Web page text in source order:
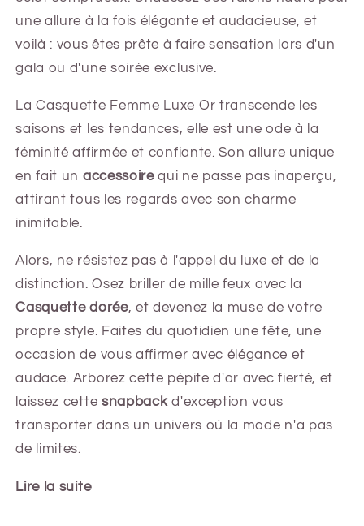
une allure à la fois élégante et audacieuse, et
voilà : vous êtes prête à faire sensation lors d'un
gala ou d'une soirée exclusive.
La Casquette Femme Luxe Or transcende les
saisons et les tendances, elle est une ode à la
féminité affirmée et confiante. Son allure unique
en fait un accessoirequi ne passe pas inaperçu,
attirant tous les regards avec son charme
inimitable.
Alors, ne résistez pas à l'appel du luxe et de la
distinction. Osez briller de mille feux avec la
Casquette dorée, et devenez la muse de votre
propre style. Faites du quotidien une fête, une
occasion de vous affirmer avec élégance et
audace. Arborez cette pépite d'or avec fierté, et
laissez cette snapbackd'exception vous
transporter dans un univers où la mode n'a pas
de limites.
Lire la suite